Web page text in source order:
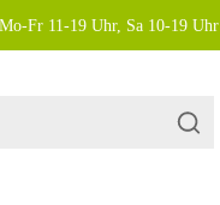
Mo-Fr 11-19 Uhr, Sa 10-19 Uhr